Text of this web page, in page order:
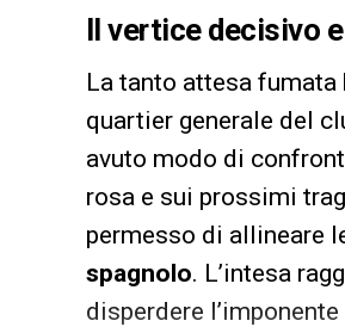
Il vertice decisivo
La tanto attesa
quartier generale del
avuto modo di
rosa e sui prossimi
permesso di allineare
spagnolo. L’intesa
disperdere